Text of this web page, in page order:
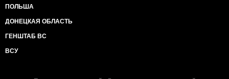
ПОЛЬША
ДОНЕЦКАЯ ОБЛАСТЬ
ГЕНШТАБ ВС
ВСУ